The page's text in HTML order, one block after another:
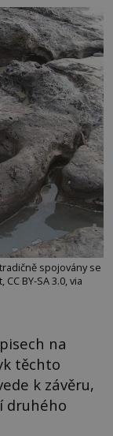
spojovány se
BY-SA 3.0, via
na
těchto
k závěru,
druhého